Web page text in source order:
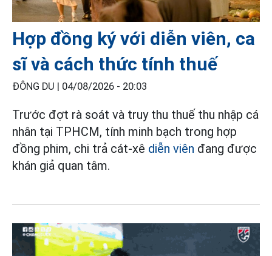
Hợp đồng ký với diễn viên, ca
sĩ và cách thức tính thuế
ĐÔNG DU | 04/08/2026 - 20:03
Trước đợt rà soát và truy thu thuế thu nhập cá
nhân tại TPHCM, tính minh bạch trong hợp
đồng phim, chi trả cát-xê diễn viên đang được
khán giả quan tâm.